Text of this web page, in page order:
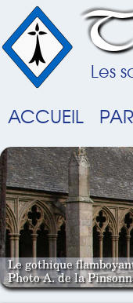
Les
ACCUEIL
Le gothique
Photo A. de la